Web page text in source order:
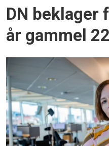
DN
år gammel